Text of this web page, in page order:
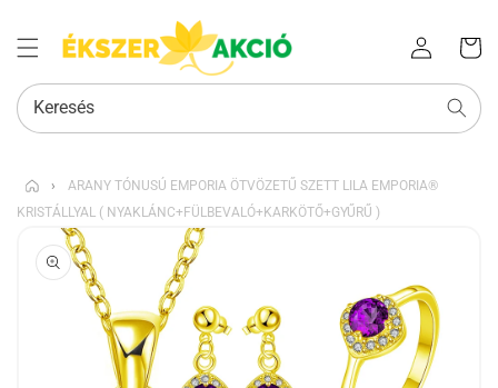
Bejelentkezés
kosara
Keresés
›
ARANY TÓNUSÚ EMPORIA ÖTVÖZETŰ SZETT LILA EMPORIA®
KRISTÁLLYAL ( NYAKLÁNC+FÜLBEVALÓ+KARKÖTŐ+GYŰRŰ )
KIHAGYÁS, ÉS
UGRÁS A
TERMÉKADATOKRA